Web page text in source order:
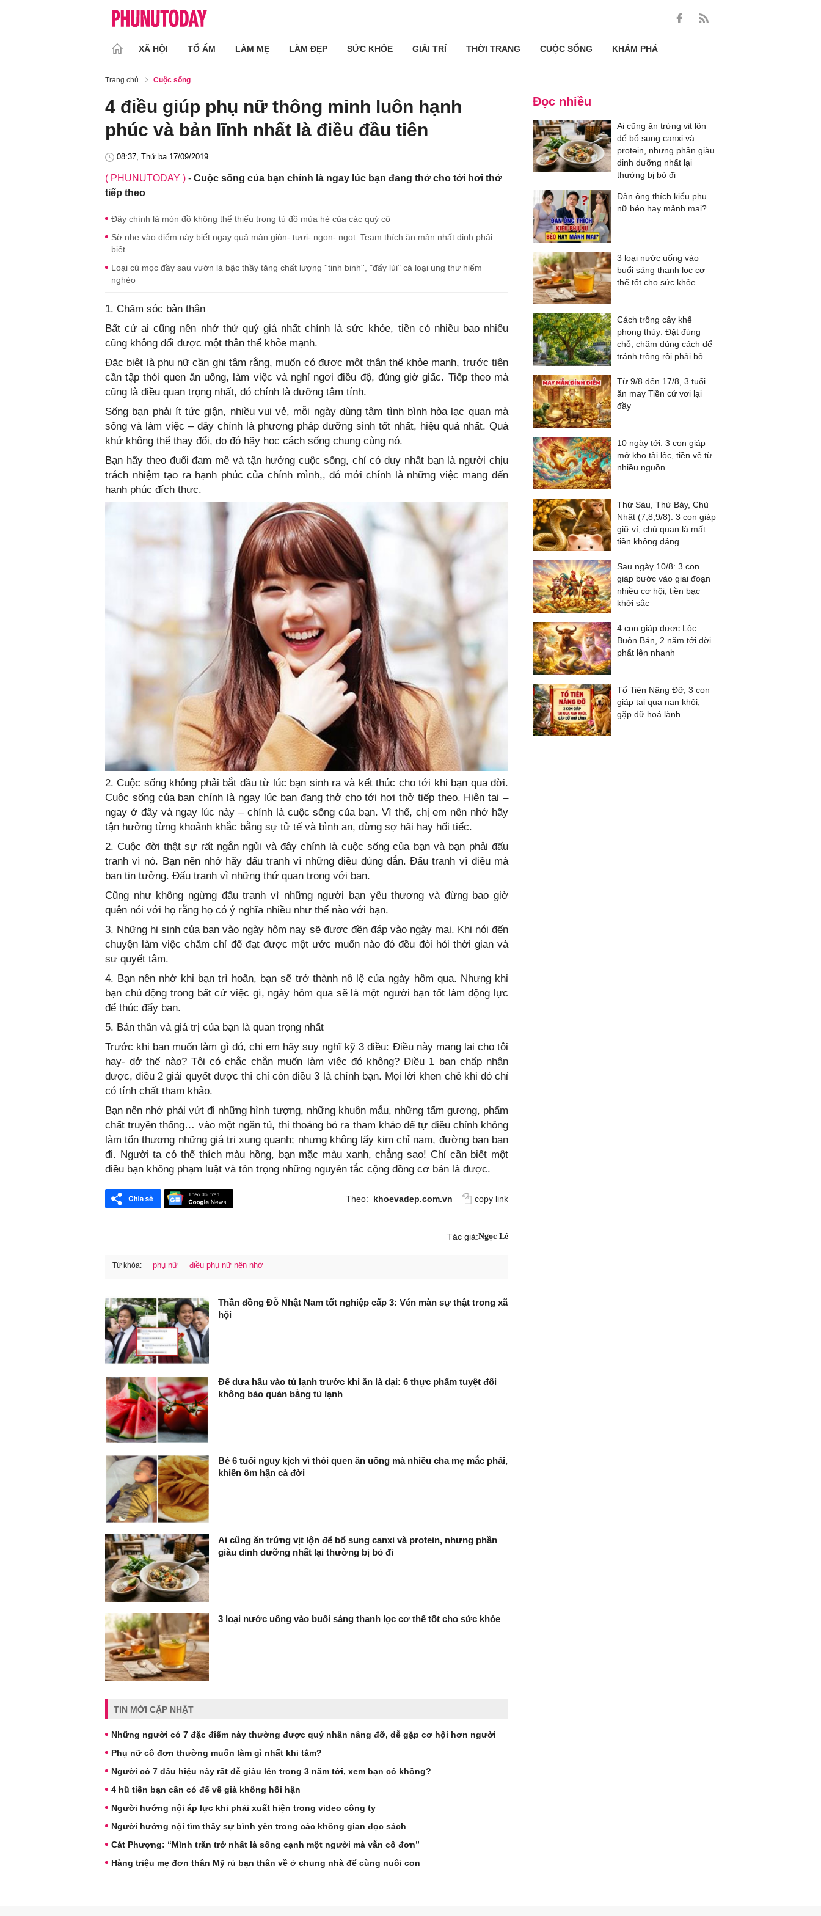
XÃ HỘI TỔ ẤM LÀM MẸ LÀM ĐẸP SỨC KHỎE GIẢI TRÍ THỜI TRANG CUỘC SỐNG KHÁM PHÁ
Trang chủ Cuộc sống
4 điều giúp phụ nữ thông minh luôn hạnh
phúc và bản lĩnh nhất là điều đầu tiên
08:37, Thứ ba 17/09/2019
( PHUNUTODAY ) - Cuộc sống của bạn chính là ngay lúc bạn đang thở cho tới hơi thở
tiếp theo
Đây chính là món đồ không thể thiếu trong tủ đồ mùa hè của các quý cô
Sờ nhẹ vào điểm này biết ngay quả mận giòn- tươi- ngon- ngọt: Team thích ăn mận nhất định phải
biết
Loại củ mọc đầy sau vườn là bậc thầy tăng chất lượng ''tinh binh'', "đẩy lùi" cả loại ung thư hiểm
nghèo
1. Chăm sóc bản thân
Bất cứ ai cũng nên nhớ thứ quý giá nhất chính là sức khỏe, tiền có nhiều bao nhiêu
cũng không đổi được một thân thể khỏe mạnh.
Đặc biệt là phụ nữ cần ghi tâm rằng, muốn có được một thân thể khỏe mạnh, trước tiên
cần tập thói quen ăn uống, làm việc và nghỉ ngơi điều độ, đúng giờ giấc. Tiếp theo mà
cũng là điều quan trọng nhất, đó chính là dưỡng tâm tính.
Sống bạn phải ít tức giận, nhiều vui vẻ, mỗi ngày dùng tâm tình bình hòa lạc quan mà
sống và làm việc – đây chính là phương pháp dưỡng sinh tốt nhất, hiệu quả nhất. Quá
khứ không thể thay đổi, do đó hãy học cách sống chung cùng nó.
Bạn hãy theo đuổi đam mê và tận hưởng cuộc sống, chỉ có duy nhất bạn là người chịu
trách nhiệm tạo ra hạnh phúc của chính mình,, đó mới chính là những việc mang đến
hạnh phúc đích thực.
2. Cuộc sống không phải bắt đầu từ lúc bạn sinh ra và kết thúc cho tới khi bạn qua đời.
Cuộc sống của bạn chính là ngay lúc bạn đang thở cho tới hơi thở tiếp theo. Hiện tại –
ngay ở đây và ngay lúc này – chính là cuộc sống của bạn. Vì thế, chị em nên nhớ hãy
tận hưởng từng khoảnh khắc bằng sự tử tế và bình an, đừng sợ hãi hay hối tiếc.
2. Cuộc đời thật sự rất ngắn ngủi và đây chính là cuộc sống của bạn và bạn phải đấu
tranh vì nó. Bạn nên nhớ hãy đấu tranh vì những điều đúng đắn. Đấu tranh vì điều mà
bạn tin tưởng. Đấu tranh vì những thứ quan trọng với bạn.
Cũng như không ngừng đấu tranh vì những người bạn yêu thương và đừng bao giờ
quên nói với họ rằng họ có ý nghĩa nhiều như thế nào với bạn.
3. Những hi sinh của bạn vào ngày hôm nay sẽ được đền đáp vào ngày mai. Khi nói đến
chuyện làm việc chăm chỉ để đạt được một ước muốn nào đó đều đòi hỏi thời gian và
sự quyết tâm.
4. Bạn nên nhớ khi bạn trì hoãn, bạn sẽ trở thành nô lệ của ngày hôm qua. Nhưng khi
bạn chủ động trong bất cứ việc gì, ngày hôm qua sẽ là một người bạn tốt làm động lực
để thúc đẩy bạn.
5. Bản thân và giá trị của bạn là quan trọng nhất
Trước khi bạn muốn làm gì đó, chị em hãy suy nghĩ kỹ 3 điều: Điều này mang lại cho tôi
hay- dở thế nào? Tôi có chắc chắn muốn làm việc đó không? Điều 1 bạn chấp nhận
được, điều 2 giải quyết được thì chỉ còn điều 3 là chính bạn. Mọi lời khen chê khi đó chỉ
có tính chất tham khảo.
Bạn nên nhớ phải vứt đi những hình tượng, những khuôn mẫu, những tấm gương, phẩm
chất truyền thống… vào một ngăn tủ, thi thoảng bỏ ra tham khảo để tự điều chỉnh không
làm tổn thương những giá trị xung quanh; nhưng không lấy kim chỉ nam, đường bạn bạn
đi. Người ta có thể thích màu hồng, bạn mặc màu xanh, chẳng sao! Chỉ cần biết một
điều bạn không phạm luật và tôn trọng những nguyên tắc cộng đồng cơ bản là được.
Theo: khoevadep.com.vn copy link
Tác giả:Ngọc Lê
Từ khóa: phụ nữ điều phụ nữ nên nhớ
Thần đồng Đỗ Nhật Nam tốt nghiệp cấp 3: Vén màn sự thật trong xã
hội
Để dưa hấu vào tủ lạnh trước khi ăn là dại: 6 thực phẩm tuyệt đối
không bảo quản bằng tủ lạnh
Bé 6 tuổi nguy kịch vì thói quen ăn uống mà nhiều cha mẹ mắc phải,
khiến ôm hận cả đời
Ai cũng ăn trứng vịt lộn để bổ sung canxi và protein, nhưng phần
giàu dinh dưỡng nhất lại thường bị bỏ đi
3 loại nước uống vào buổi sáng thanh lọc cơ thể tốt cho sức khỏe
TIN MỚI CẬP NHẬT
Những người có 7 đặc điểm này thường được quý nhân nâng đỡ, dễ gặp cơ hội hơn người
Phụ nữ cô đơn thường muốn làm gì nhất khi tắm?
Người có 7 dấu hiệu này rất dễ giàu lên trong 3 năm tới, xem bạn có không?
4 hũ tiền bạn cần có để về già không hối hận
Người hướng nội áp lực khi phải xuất hiện trong video công ty
Người hướng nội tìm thấy sự bình yên trong các không gian đọc sách
Cát Phượng: “Mình trăn trở nhất là sống cạnh một người mà vẫn cô đơn”
Hàng triệu mẹ đơn thân Mỹ rủ bạn thân về ở chung nhà để cùng nuôi con
Đọc nhiều
Ai cũng ăn trứng vịt lộn
để bổ sung canxi và
protein, nhưng phần giàu
dinh dưỡng nhất lại
thường bị bỏ đi
Đàn ông thích kiểu phụ
nữ béo hay mảnh mai?
3 loại nước uống vào
buổi sáng thanh lọc cơ
thể tốt cho sức khỏe
Cách trồng cây khế
phong thủy: Đặt đúng
chỗ, chăm đúng cách để
tránh trồng rồi phải bỏ
Từ 9/8 đến 17/8, 3 tuổi
ăn may Tiền cứ vơi lại
đầy
10 ngày tới: 3 con giáp
mở kho tài lộc, tiền về từ
nhiều nguồn
Thứ Sáu, Thứ Bảy, Chủ
Nhật (7,8,9/8): 3 con giáp
giữ ví, chủ quan là mất
tiền không đáng
Sau ngày 10/8: 3 con
giáp bước vào giai đoạn
nhiều cơ hội, tiền bạc
khởi sắc
4 con giáp được Lộc
Buôn Bán, 2 năm tới đời
phất lên nhanh
Tổ Tiên Nâng Đỡ, 3 con
giáp tai qua nạn khỏi,
gặp dữ hoá lành